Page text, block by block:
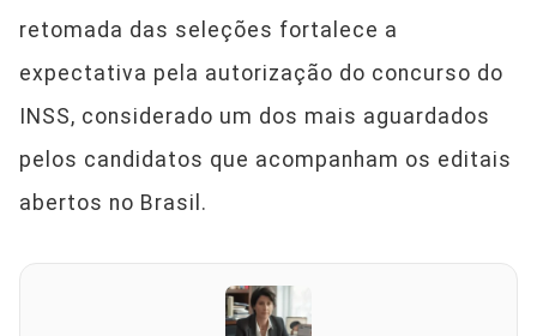
retomada das seleções fortalece a
expectativa pela autorização do concurso do
INSS, considerado um dos mais aguardados
pelos candidatos que acompanham os editais
abertos no Brasil.